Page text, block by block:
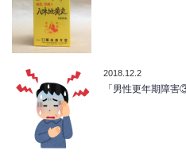
2018.12.2
「男性更年期障